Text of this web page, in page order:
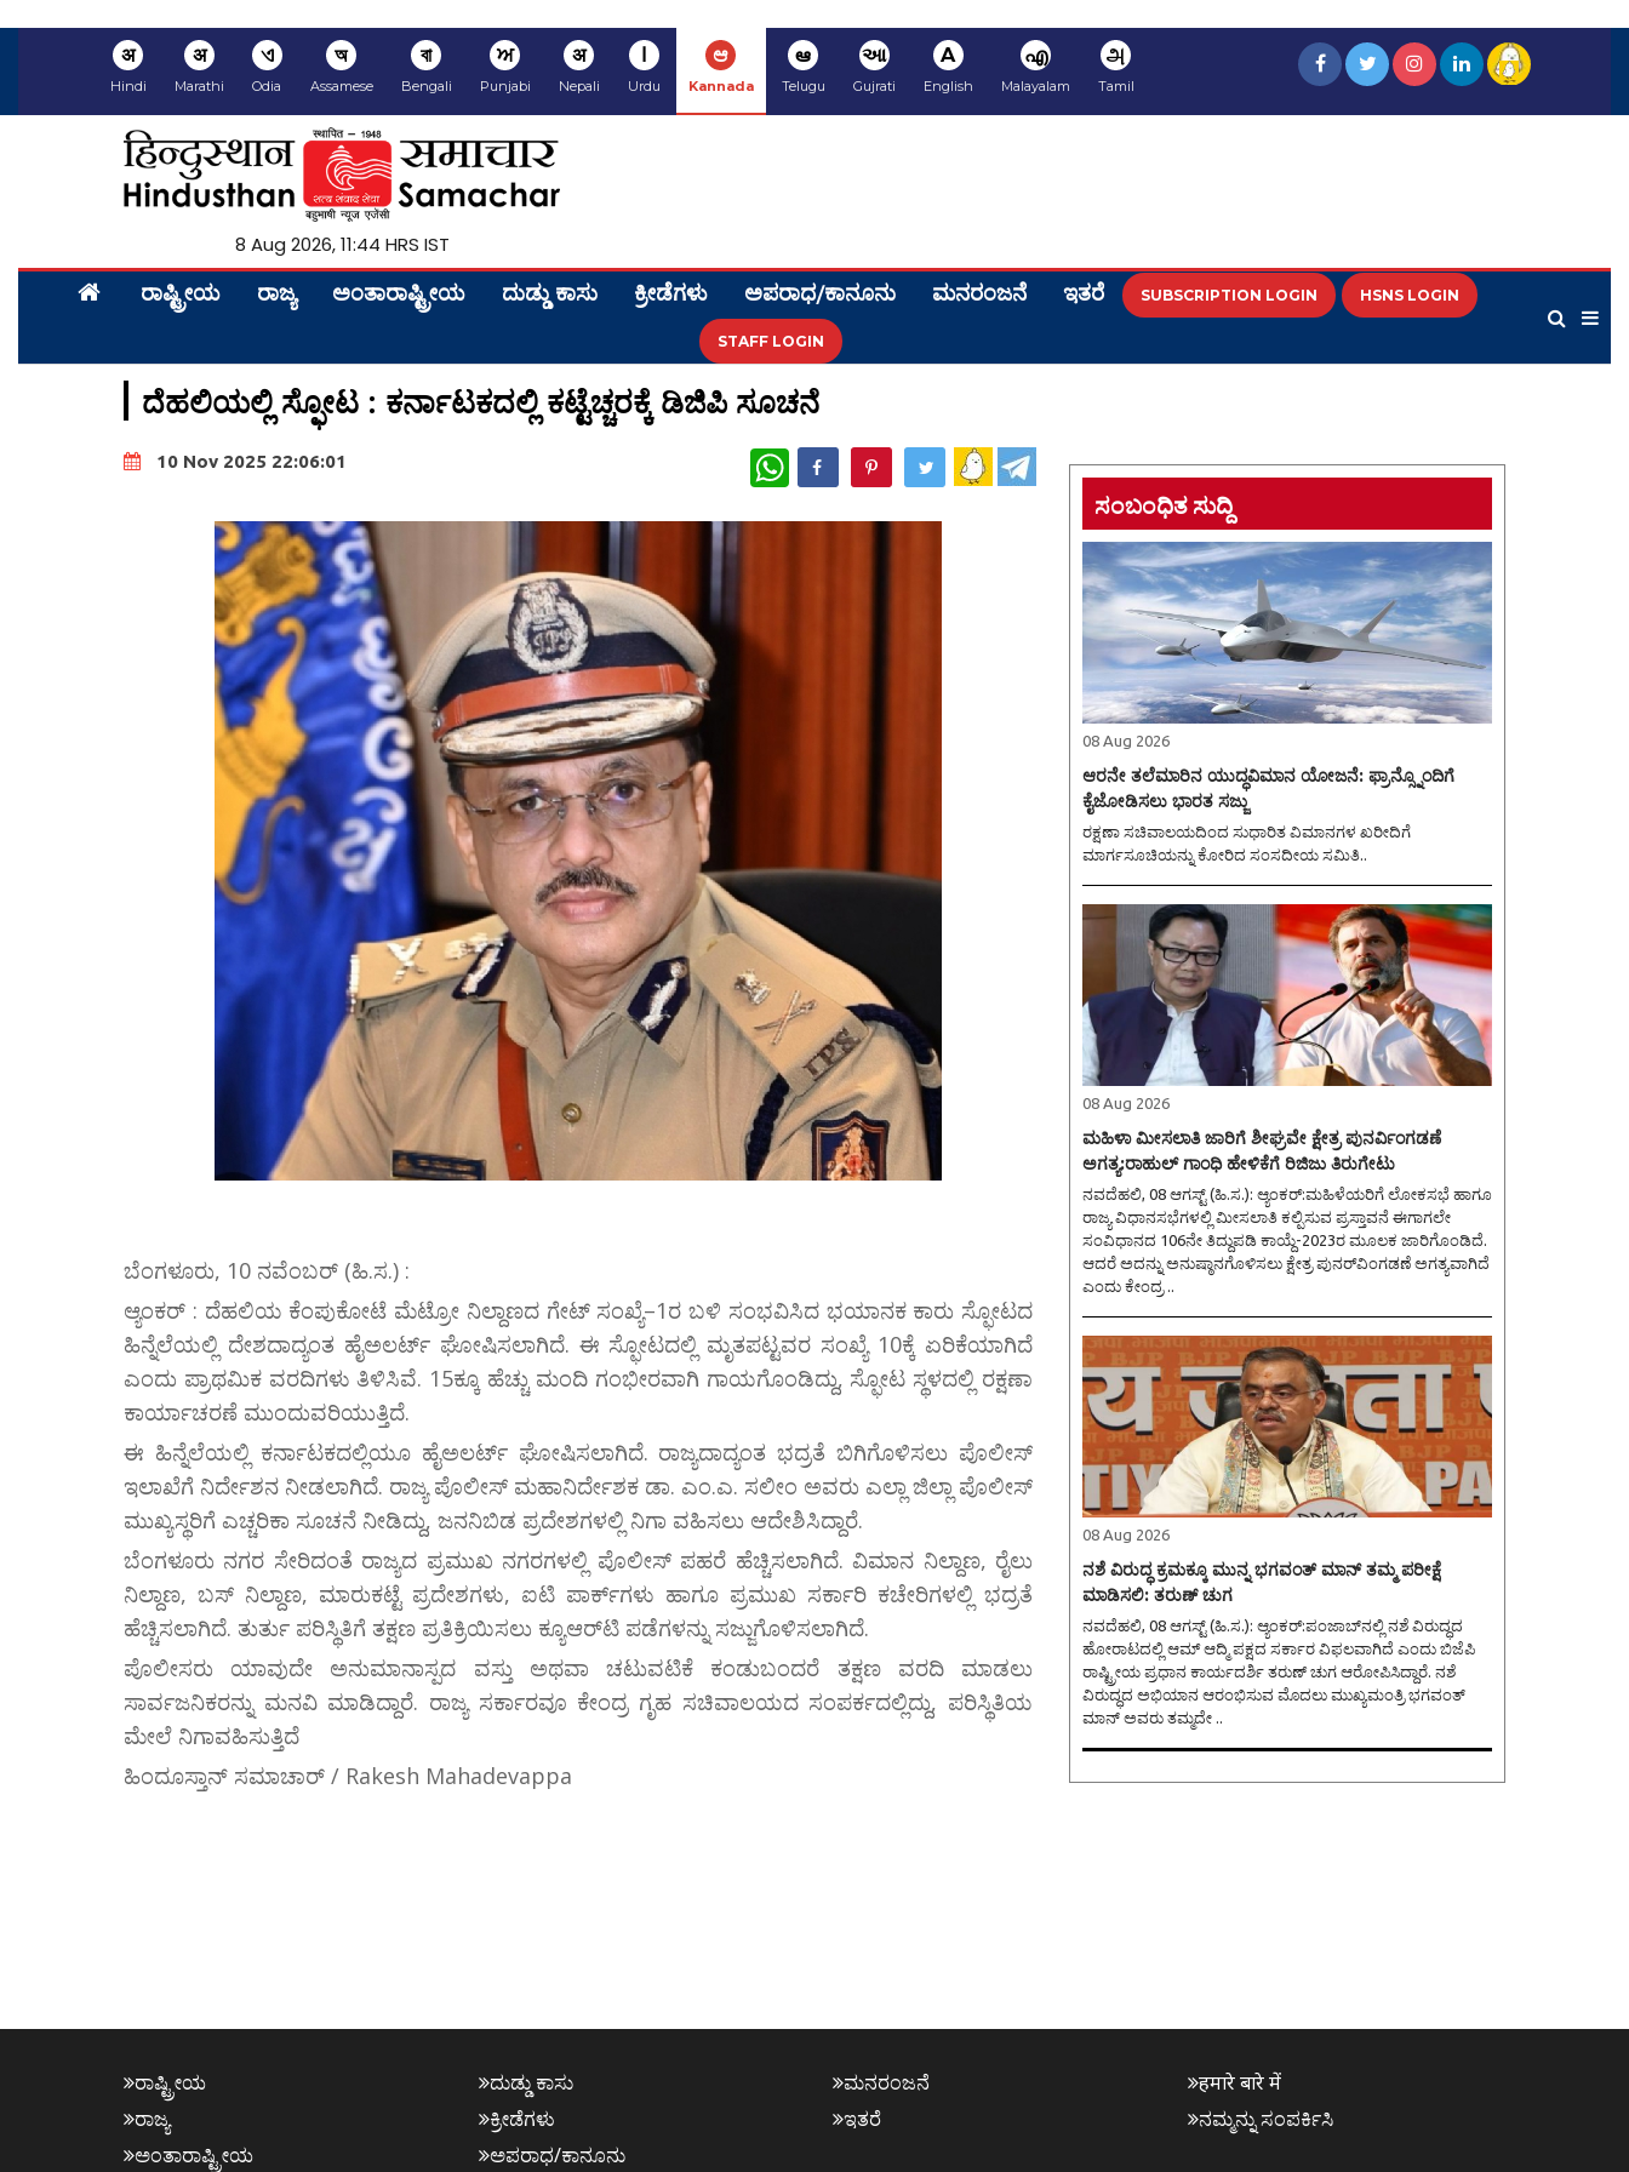
अ
Hindi
अ
Marathi
ଏ
Odia
অ
Assamese
বা
Bengali
ਅ
Punjabi
अ
Nepali
ا
Urdu
ಆ
Kannada
ఆ
Telugu
આ
Gujrati
A
English
എ
Malayalam
அ
Tamil
8 Aug 2026, 11:44 HRS IST
ರಾಷ್ಟ್ರೀಯ ರಾಜ್ಯ ಅಂತಾರಾಷ್ಟ್ರೀಯ ದುಡ್ಡು ಕಾಸು ಕ್ರೀಡೆಗಳು ಅಪರಾಧ/ಕಾನೂನು ಮನರಂಜನೆ ಇತರೆ SUBSCRIPTION LOGIN HSNS LOGIN
STAFF LOGIN
ದೆಹಲಿಯಲ್ಲಿ ಸ್ಫೋಟ : ಕರ್ನಾಟಕದಲ್ಲಿ ಕಟ್ಟೆಚ್ಚರಕ್ಕೆ ಡಿಜಿಪಿ ಸೂಚನೆ
10 Nov 2025 22:06:01 WhatsApp
ಬೆಂಗಳೂರು, 10 ನವೆಂಬರ್ (ಹಿ.ಸ.) :
ಆ್ಯಂಕರ್ : ದೆಹಲಿಯ ಕೆಂಪುಕೋಟೆ ಮೆಟ್ರೋ ನಿಲ್ದಾಣದ ಗೇಟ್ ಸಂಖ್ಯೆ–1ರ ಬಳಿ ಸಂಭವಿಸಿದ ಭಯಾನಕ ಕಾರು ಸ್ಫೋಟದ
ಹಿನ್ನೆಲೆಯಲ್ಲಿ ದೇಶದಾದ್ಯಂತ ಹೈಅಲರ್ಟ್ ಘೋಷಿಸಲಾಗಿದೆ. ಈ ಸ್ಫೋಟದಲ್ಲಿ ಮೃತಪಟ್ಟವರ ಸಂಖ್ಯೆ 10ಕ್ಕೆ ಏರಿಕೆಯಾಗಿದೆ
ಎಂದು ಪ್ರಾಥಮಿಕ ವರದಿಗಳು ತಿಳಿಸಿವೆ. 15ಕ್ಕೂ ಹೆಚ್ಚು ಮಂದಿ ಗಂಭೀರವಾಗಿ ಗಾಯಗೊಂಡಿದ್ದು, ಸ್ಫೋಟ ಸ್ಥಳದಲ್ಲಿ ರಕ್ಷಣಾ
ಕಾರ್ಯಾಚರಣೆ ಮುಂದುವರಿಯುತ್ತಿದೆ.
ಈ ಹಿನ್ನೆಲೆಯಲ್ಲಿ ಕರ್ನಾಟಕದಲ್ಲಿಯೂ ಹೈಅಲರ್ಟ್ ಘೋಷಿಸಲಾಗಿದೆ. ರಾಜ್ಯದಾದ್ಯಂತ ಭದ್ರತೆ ಬಿಗಿಗೊಳಿಸಲು ಪೊಲೀಸ್
ಇಲಾಖೆಗೆ ನಿರ್ದೇಶನ ನೀಡಲಾಗಿದೆ. ರಾಜ್ಯ ಪೊಲೀಸ್ ಮಹಾನಿರ್ದೇಶಕ ಡಾ. ಎಂ.ಎ. ಸಲೀಂ ಅವರು ಎಲ್ಲಾ ಜಿಲ್ಲಾ ಪೊಲೀಸ್
ಮುಖ್ಯಸ್ಥರಿಗೆ ಎಚ್ಚರಿಕಾ ಸೂಚನೆ ನೀಡಿದ್ದು, ಜನನಿಬಿಡ ಪ್ರದೇಶಗಳಲ್ಲಿ ನಿಗಾ ವಹಿಸಲು ಆದೇಶಿಸಿದ್ದಾರೆ.
ಬೆಂಗಳೂರು ನಗರ ಸೇರಿದಂತೆ ರಾಜ್ಯದ ಪ್ರಮುಖ ನಗರಗಳಲ್ಲಿ ಪೊಲೀಸ್ ಪಹರೆ ಹೆಚ್ಚಿಸಲಾಗಿದೆ. ವಿಮಾನ ನಿಲ್ದಾಣ, ರೈಲು
ನಿಲ್ದಾಣ, ಬಸ್ ನಿಲ್ದಾಣ, ಮಾರುಕಟ್ಟೆ ಪ್ರದೇಶಗಳು, ಐಟಿ ಪಾರ್ಕ್‌ಗಳು ಹಾಗೂ ಪ್ರಮುಖ ಸರ್ಕಾರಿ ಕಚೇರಿಗಳಲ್ಲಿ ಭದ್ರತೆ
ಹೆಚ್ಚಿಸಲಾಗಿದೆ. ತುರ್ತು ಪರಿಸ್ಥಿತಿಗೆ ತಕ್ಷಣ ಪ್ರತಿಕ್ರಿಯಿಸಲು ಕ್ಯೂಆರ್‌ಟಿ ಪಡೆಗಳನ್ನು ಸಜ್ಜುಗೊಳಿಸಲಾಗಿದೆ.
ಪೊಲೀಸರು ಯಾವುದೇ ಅನುಮಾನಾಸ್ಪದ ವಸ್ತು ಅಥವಾ ಚಟುವಟಿಕೆ ಕಂಡುಬಂದರೆ ತಕ್ಷಣ ವರದಿ ಮಾಡಲು
ಸಾರ್ವಜನಿಕರನ್ನು ಮನವಿ ಮಾಡಿದ್ದಾರೆ. ರಾಜ್ಯ ಸರ್ಕಾರವೂ ಕೇಂದ್ರ ಗೃಹ ಸಚಿವಾಲಯದ ಸಂಪರ್ಕದಲ್ಲಿದ್ದು, ಪರಿಸ್ಥಿತಿಯ
ಮೇಲೆ ನಿಗಾವಹಿಸುತ್ತಿದೆ
ಹಿಂದೂಸ್ತಾನ್ ಸಮಾಚಾರ್ / Rakesh Mahadevappa
ಸಂಬಂಧಿತ ಸುದ್ದಿ
08 Aug 2026
ಆರನೇ ತಲೆಮಾರಿನ ಯುದ್ಧವಿಮಾನ ಯೋಜನೆ: ಫ್ರಾನ್ಸ್ನೊಂದಿಗೆ
ಕೈಜೋಡಿಸಲು ಭಾರತ ಸಜ್ಜು
ರಕ್ಷಣಾ ಸಚಿವಾಲಯದಿಂದ ಸುಧಾರಿತ ವಿಮಾನಗಳ ಖರೀದಿಗೆ
ಮಾರ್ಗಸೂಚಿಯನ್ನು ಕೋರಿದ ಸಂಸದೀಯ ಸಮಿತಿ..
08 Aug 2026
ಮಹಿಳಾ ಮೀಸಲಾತಿ ಜಾರಿಗೆ ಶೀಘ್ರವೇ ಕ್ಷೇತ್ರ ಪುನರ್ವಿಂಗಡಣೆ
ಅಗತ್ಯ:ರಾಹುಲ್ ಗಾಂಧಿ ಹೇಳಿಕೆಗೆ ರಿಜಿಜು ತಿರುಗೇಟು
ನವದೆಹಲಿ, 08 ಆಗಸ್ಟ್ (ಹಿ.ಸ.): ಆ್ಯಂಕರ್:ಮಹಿಳೆಯರಿಗೆ ಲೋಕಸಭೆ ಹಾಗೂ
ರಾಜ್ಯ ವಿಧಾನಸಭೆಗಳಲ್ಲಿ ಮೀಸಲಾತಿ ಕಲ್ಪಿಸುವ ಪ್ರಸ್ತಾವನೆ ಈಗಾಗಲೇ
ಸಂವಿಧಾನದ 106ನೇ ತಿದ್ದುಪಡಿ ಕಾಯ್ದೆ-2023ರ ಮೂಲಕ ಜಾರಿಗೊಂಡಿದೆ.
ಆದರೆ ಅದನ್ನು ಅನುಷ್ಠಾನಗೊಳಿಸಲು ಕ್ಷೇತ್ರ ಪುನರ್‌ವಿಂಗಡಣೆ ಅಗತ್ಯವಾಗಿದೆ
ಎಂದು ಕೇಂದ್ರ ..
08 Aug 2026
ನಶೆ ವಿರುದ್ಧ ಕ್ರಮಕ್ಕೂ ಮುನ್ನ ಭಗವಂತ್ ಮಾನ್ ತಮ್ಮ ಪರೀಕ್ಷೆ
ಮಾಡಿಸಲಿ: ತರುಣ್ ಚುಗ
ನವದೆಹಲಿ, 08 ಆಗಸ್ಟ್ (ಹಿ.ಸ.): ಆ್ಯಂಕರ್:ಪಂಜಾಬ್‌ನಲ್ಲಿ ನಶೆ ವಿರುದ್ಧದ
ಹೋರಾಟದಲ್ಲಿ ಆಮ್ ಆದ್ಮಿ ಪಕ್ಷದ ಸರ್ಕಾರ ವಿಫಲವಾಗಿದೆ ಎಂದು ಬಿಜೆಪಿ
ರಾಷ್ಟ್ರೀಯ ಪ್ರಧಾನ ಕಾರ್ಯದರ್ಶಿ ತರುಣ್ ಚುಗ ಆರೋಪಿಸಿದ್ದಾರೆ. ನಶೆ
ವಿರುದ್ಧದ ಅಭಿಯಾನ ಆರಂಭಿಸುವ ಮೊದಲು ಮುಖ್ಯಮಂತ್ರಿ ಭಗವಂತ್
ಮಾನ್ ಅವರು ತಮ್ಮದೇ ..
ರಾಷ್ಟ್ರೀಯ
ರಾಜ್ಯ
ಅಂತಾರಾಷ್ಟ್ರೀಯ
ದುಡ್ಡು ಕಾಸು
ಕ್ರೀಡೆಗಳು
ಅಪರಾಧ/ಕಾನೂನು
ಮನರಂಜನೆ
ಇತರೆ
हमारे बारे में
ನಮ್ಮನ್ನು ಸಂಪರ್ಕಿಸಿ